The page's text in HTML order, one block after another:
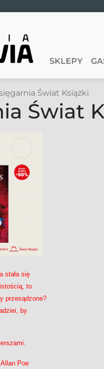
SKLEPY
Świat Książki
Świat
stała się
to
przesądzone?
by
Poe